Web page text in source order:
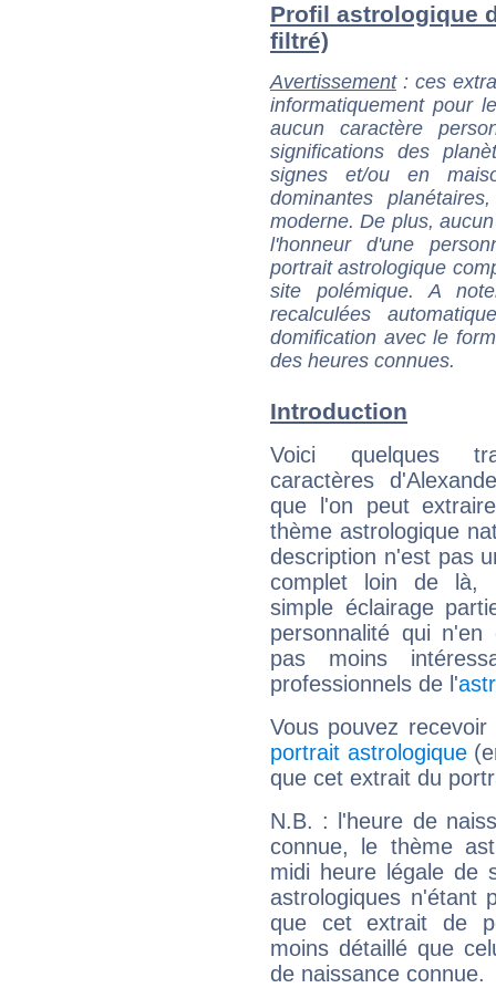
Profil astrologique
filtré)
Avertissement: ces
informatiquement pour
aucun caractère
significations des
signes et/ou en
dominantes
moderne. De plus,
l'honneur d'une
portrait astrologique
site polémique. A
recalculées
domification avec le
des heures connues.
Introduction
Voici quelques
caractères
que l'on peut
thème astrologique
description n'est pas
complet loin de là,
simple éclairage
personnalité qui n'en
pas moins
professionnels de l'
Vous pouvez
portrait astrologique
que cet extrait du
N.B. : l'heure de
connue, le thème
midi heure légale de
astrologiques n'étant
que cet extrait de
moins détaillé que
de naissance connue.